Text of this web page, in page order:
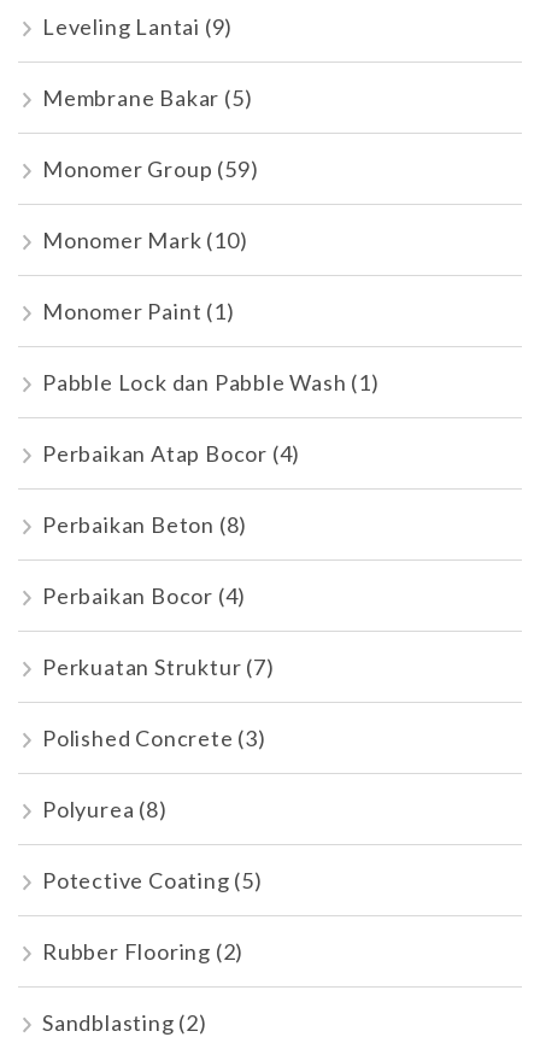
Leveling Lantai (9)
Membrane Bakar (5)
Monomer Group (59)
Monomer Mark (10)
Monomer Paint (1)
Pabble Lock dan Pabble Wash (1)
Perbaikan Atap Bocor (4)
Perbaikan Beton (8)
Perbaikan Bocor (4)
Perkuatan Struktur (7)
Polished Concrete (3)
Polyurea (8)
Potective Coating (5)
Rubber Flooring (2)
Sandblasting (2)